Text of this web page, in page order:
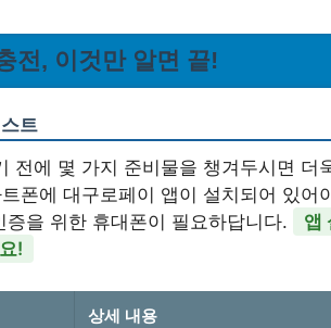
전, 이것만 알면 끝!
트
전에 몇 가지 준비물을 챙겨두시면 더
폰에 대구로페이 앱이 설치되어 있어
을 위한 휴대폰이 필요하답니다.
앱
!
상세 내용